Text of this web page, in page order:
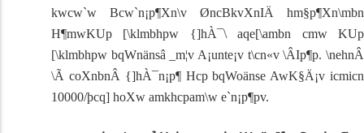
kwcw`w Bcw`n¡p¶Xn\v ØncBkvXnIÄ hm§p¶Xn\mbn
H¶mwKUp [\klmbhpw {]hÀ¯\ aqe[\ambn c­mw KUp
[\klmbhpw bqWnänsâ _m¦v A¡u­nte¡v t\cn«v \ÂIp¶p. \nehnÂ
\Ã coXnbnÂ {]hÀ¯n¡p¶ Hcp bqWoänse AwK§Ä¡v icmicn
10000/þcq] hoXw amkhcpam\w e`n¡p¶p­v.